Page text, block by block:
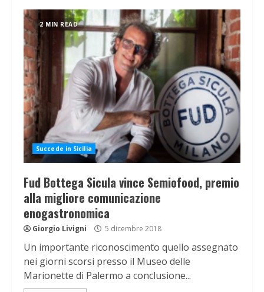
2 MIN READ
Succede in Sicilia
Fud Bottega Sicula vince Semiofood, premio
alla migliore comunicazione
enogastronomica
Giorgio Livigni 5 dicembre 2018
Un importante riconoscimento quello assegnato
nei giorni scorsi presso il Museo delle
Marionette di Palermo a conclusione...